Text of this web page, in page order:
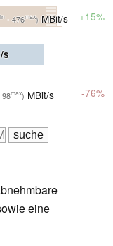
- 476max) MBit/s +15%
s
98max) MBit/s -76%
eine